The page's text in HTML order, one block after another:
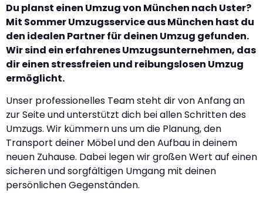
Du planst einen Umzug von München nach Uster?
Mit Sommer Umzugsservice aus München hast du
den idealen Partner für deinen Umzug gefunden.
Wir sind ein erfahrenes Umzugsunternehmen, das
dir einen stressfreien und reibungslosen Umzug
ermöglicht.
Unser professionelles Team steht dir von Anfang an
zur Seite und unterstützt dich bei allen Schritten des
Umzugs. Wir kümmern uns um die Planung, den
Transport deiner Möbel und den Aufbau in deinem
neuen Zuhause. Dabei legen wir großen Wert auf einen
sicheren und sorgfältigen Umgang mit deinen
persönlichen Gegenständen.